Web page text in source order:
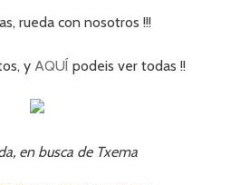
rueda con nosotros !!!
y AQUÍ podeis ver todas !!
en busca de Txema